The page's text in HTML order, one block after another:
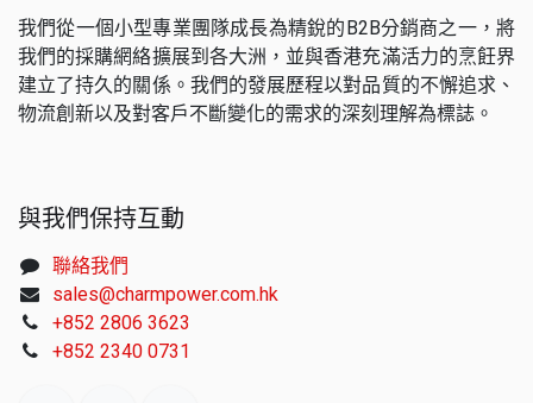
我們從一個小型專業團隊成長為精銳的B2B分銷商之一，將
我們的採購網絡擴展到各大洲，並與香港充滿活力的烹飪界
建立了持久的關係。我們的發展歷程以對品質的不懈追求、
物流創新以及對客戶不斷變化的需求的深刻理解為標誌。
與我們保持互動
聯絡我們
sales@charmpower.com.hk
+852 2806 3623
+852 2340 0731